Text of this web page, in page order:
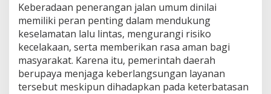
Keberadaan penerangan jalan umum dinilai
memiliki peran penting dalam mendukung
keselamatan lalu lintas, mengurangi risiko
kecelakaan, serta memberikan rasa aman bagi
masyarakat. Karena itu, pemerintah daerah
berupaya menjaga keberlangsungan layanan
tersebut meskipun dihadapkan pada keterbatasan